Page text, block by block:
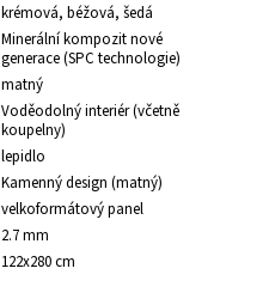
krémová, béžová, šedá
Minerální kompozit nové
generace (SPC technologie)
matný
Voděodolný interiér (včetně
koupelny)
lepidlo
Kamenný design (matný)
velkoformátový panel
2.7 mm
122x280 cm